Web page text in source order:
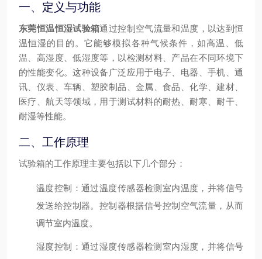
一、定义与功能
东莞恒温恒湿试验箱通过控制空气流量和温度，以达到恒
温恒湿的目的。它能够模拟各种气候条件，如高温、低
温、高湿度、低湿度等，以检测材料、产品在不同环境下
的性能变化。这种设备广泛应用于电子、电器、手机、通
讯、仪表、车辆、塑胶制品、金属、食品、化学、建材、
医疗、航天等领域，用于测试材料的耐热、耐寒、耐干、
耐湿等性能。
二、工作原理
试验箱的工作原理主要包括以下几个部分：
温度控制
：通过温度传感器检测室内温度，并将信号
发送给控制器。控制器根据信号控制空气流量，从而
调节室内温度。
湿度控制 ：通过湿度传感器检测室内湿度，并将信号